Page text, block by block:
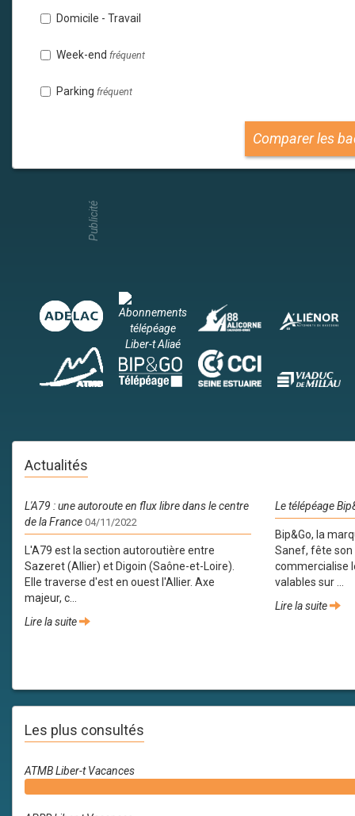
Domicile - Travail
Week-end fréquent
Parking fréquent
Comparer les
Publicité
Actualités
L'A79 : une autoroute en flux libre dans le centre
de la France 04/11/2022
L'A79 est la section autoroutière entre
Sazeret (Allier) et Digoin (Saône-et-Loire).
Elle traverse d'est en ouest l'Allier. Axe
majeur, c...
Lire la suite
Le télépéage
Bip&Go, la
Sanef, fête son
commercialise
valables sur ...
Lire la suite
Les plus consultés
ATMB Liber-t Vacances